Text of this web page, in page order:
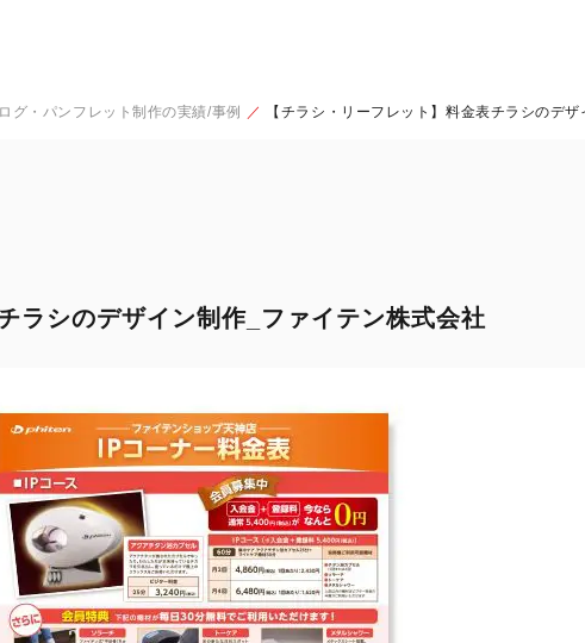
グ・パンフレット制作の実績/事例 【チラシ・リーフレット】料金表チラシのデ
ラシのデザイン制作_ファイテン株式会社